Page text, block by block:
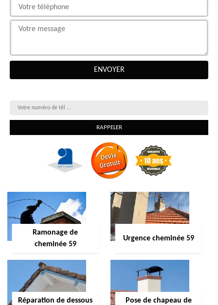
Ramonage de
cheminée 59
Urgence cheminée 59
Réparation de dessous
Pose de chapeau de